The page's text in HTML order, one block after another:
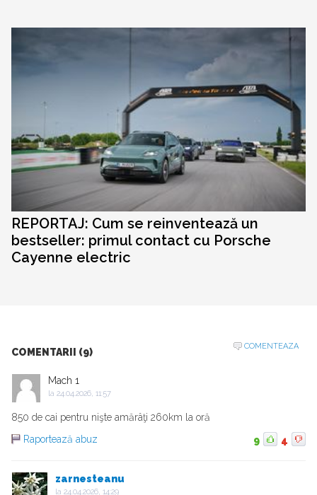
REPORTAJ: Cum se reinventează un
bestseller: primul contact cu Porsche
Cayenne electric
COMENTARII (9)
COMENTEAZA
Mach 1
la 24.04.2026, 11:57
850 de cai pentru nişte amărâţi 260km la oră
Raportează abuz
9 4
zarnesteanu
la 24.04.2026, 14:29